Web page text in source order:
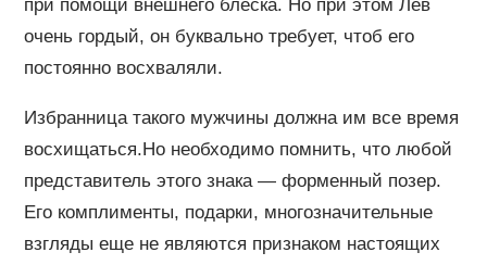
при помощи внешнего блеска. Но при этом Лев
очень гордый, он буквально требует, чтоб его
постоянно восхваляли.
Избранница такого мужчины должна им все время
восхищаться.Но необходимо помнить, что любой
представитель этого знака — форменный позер.
Его комплименты, подарки, многозначительные
взгляды еще не являются признаком настоящих